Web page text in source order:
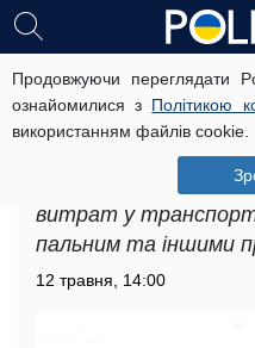
Продовжуючи переглядати
ознайомилися з Політикою
використанням файлів cookie.
Подорожчання
саме змінилися
Подорожчання
загальну тенденцію
витрат у
пальним та іншими
12 травня, 14:00